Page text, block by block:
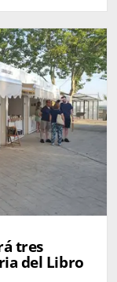
tres
del Libro